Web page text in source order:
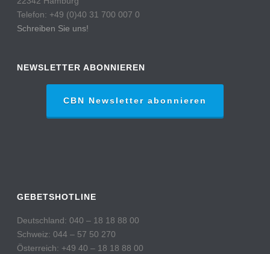
Telefon: +49 (0)40 31 700 007 0
Schreiben Sie uns!
NEWSLETTER ABONNIEREN
CBN Newsletter abonnieren
GEBETSHOTLINE
Deutschland: 040 – 18 18 88 00
Schweiz: 044 – 57 50 270
Österreich: +49 40 – 18 18 88 00